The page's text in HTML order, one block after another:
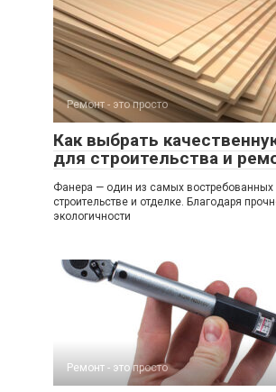
Ремонт - это просто
Как выбрать
для строительства и
Фанера — один из самых востребованных
строительстве и отделке. Благодаря
экологичности
Ремонт - это просто